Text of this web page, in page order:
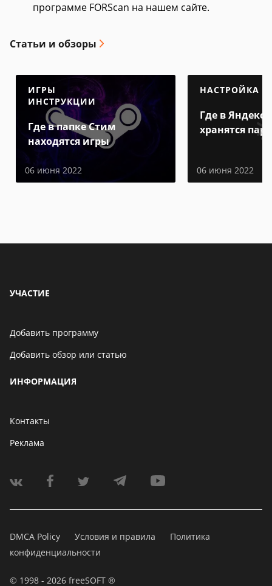
программе FORScan на нашем сайте.
Статьи и обзоры
ИГРЫ
ИНСТРУКЦИИ
Где в папке Стим
находятся игры
06 июня 2022
НАСТРОЙКА
Где в Яндекс
хранятся
06 июня 2022
УЧАСТИЕ
Добавить программу
Добавить обзор или статью
ИНФОРМАЦИЯ
Контакты
Реклама
DMCA Policy Условия и правила
Политика
конфиденциальности
© 1998 - 2026 freeSOFT ®